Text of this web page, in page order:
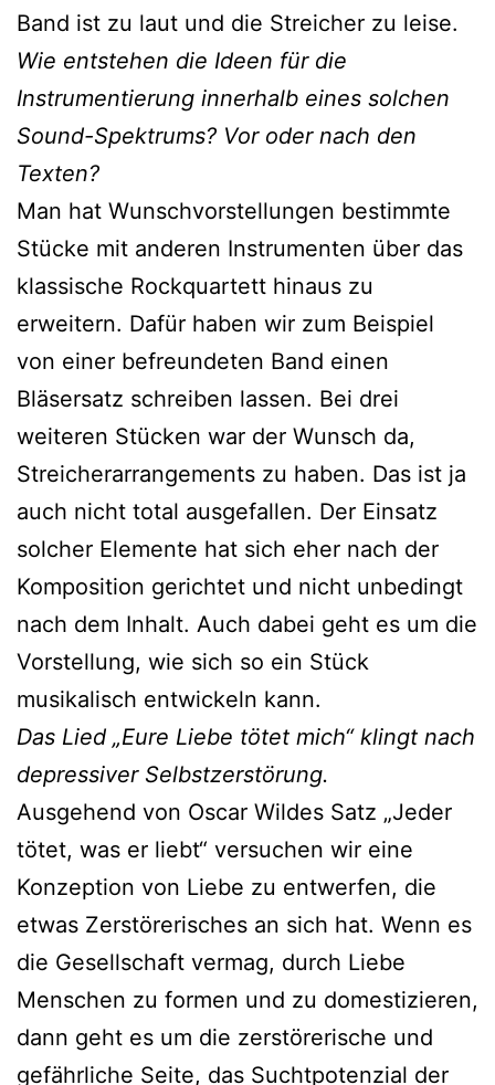
Band ist zu laut und die Streicher zu leise.
Wie entstehen die Ideen für die
Instrumentierung innerhalb eines solchen
Sound-Spektrums? Vor oder nach den
Texten?
Man hat Wunschvorstellungen bestimmte
Stücke mit anderen Instrumenten über das
klassische Rockquartett hinaus zu
erweitern. Dafür haben wir zum Beispiel
von einer befreundeten Band einen
Bläsersatz schreiben lassen. Bei drei
weiteren Stücken war der Wunsch da,
Streicherarrangements zu haben. Das ist ja
auch nicht total ausgefallen. Der Einsatz
solcher Elemente hat sich eher nach der
Komposition gerichtet und nicht unbedingt
nach dem Inhalt. Auch dabei geht es um die
Vorstellung, wie sich so ein Stück
musikalisch entwickeln kann.
Das Lied „Eure Liebe tötet mich“ klingt nach
depressiver Selbstzerstörung.
Ausgehend von Oscar Wildes Satz „Jeder
tötet, was er liebt“ versuchen wir eine
Konzeption von Liebe zu entwerfen, die
etwas Zerstörerisches an sich hat. Wenn es
die Gesellschaft vermag, durch Liebe
Menschen zu formen und zu domestizieren,
dann geht es um die zerstörerische und
gefährliche Seite, das Suchtpotenzial der